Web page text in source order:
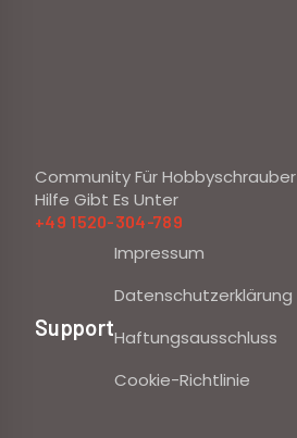
Community Für Hobbyschrauber
Hilfe Gibt Es Unter
+49 1520-304-789
Support
Impressum
Datenschutzerklärung
Haftungsausschluss
Cookie-Richtlinie